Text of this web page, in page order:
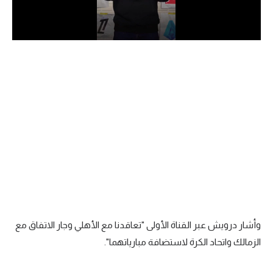
سعودي في الجول
الدوري الإنجليزي
وأشار درويش عبر القناة الأولى "تعاقدنا مع الأهلي وجار الاتفاق مع
الزمالك واتحاد الكرة لاستضافة مبارياتهما".